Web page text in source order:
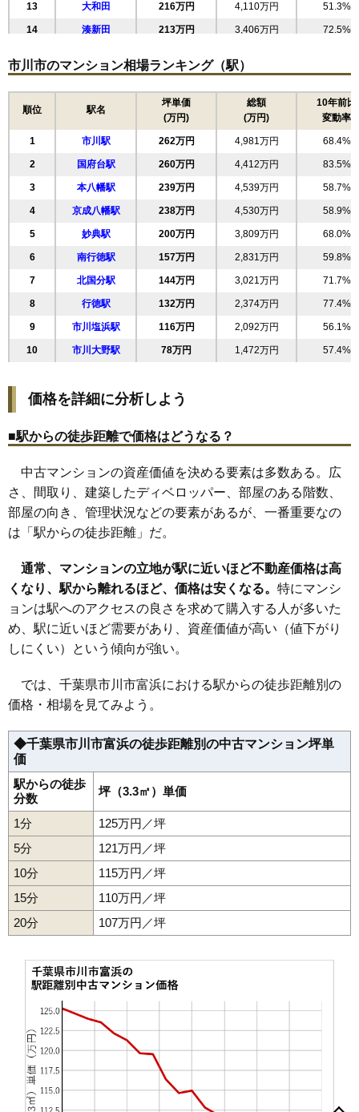
交通 原木中山駅（9分）
相場 3,470万円～3,770万円
(47.5万円/㎡~51.6万円/㎡)
マンションナビで
無料一括査定をする
グランコート原木中山1番館
住所 千葉県市川市田尻3丁目
交通 原木中山駅（9分）
3,470万円～3,770万円
(47.5万円/㎡~51.6万円/㎡)
マンションナビで
無料一括査定をする
千葉県市川市田尻3丁目
交通 原木中山駅（9分）
相場 3,470万円～3,770万円
(47.5万円/㎡~51.6万円/㎡)
マンションナビで
無料一括査定をする
ブリリアンコート市川原木中山
住所 千葉県市川市田尻3丁目
交通 原木中山駅（9分）
相場 4,660万円～4,960万円
マンションナビで
無料一括査定をする
クレストフォルム市川南アクアビュー
住所 千葉県市川市田尻5丁目
交通
相場 3,580万円～3,880万円
(45.9万円/㎡~49.7万円/㎡)
マンションナビで
無料一括査定をする
アドリーム原木中山
住所 千葉県市川市田尻4丁目
交通 原木中山駅（9分）
3,530万円～3,830万円
(56.0万円/㎡~60.8万円/㎡)
マンションナビで
無料一括査定をする
13 大和田 216万円 4,110万円 51.3%
14 湊新田 213万円 3,406万円 72.5%
16 東菅野 213万円 4,680万円 63.9%
213万円 4,037万円 74.9%
208万円 4,377万円 63.4%
19 富浜 206万円 3,705万円 72.1%
20 宮久保 204万円 3,871万円 59.0%
21 平田 202万円 3,640万円 77.1%
22 新田 195万円 3,511万円 63.1%
23 広尾 187万円 3,934万円 66.5%
24 菅野 187万円 3,927万円 74.4%
25 鬼高 186万円 3,897万円 64.3%
26 入船 185万円 2,966万円 71.6%
27 高谷 184万円 4,056万円 105.6%
28 伊勢宿 184万円 2,947万円 73.0%
30 鬼越 183万円
32 加藤新田 179万円 3,764万円 60.0%
33 福栄 179万円 3,307万円 76.7%
34 相之川 174万円 3,124万円 77.2%
35 田尻 167万円 3,172万円 83.2%
36 欠真間 161万円
37 堀之内 160万円 3,363万円 51.1%
38 塩浜 157万円 2,824万円 72.3%
39 二俣 156万円 2,967万円 77.0%
40 宝 155万円 2,321万円 61.5%
41 国府台 146万円
42 柏井町 142万円 2,703万円 56.3%
43 行徳駅前
45 北国分 123万円 2,583万円 82.8%
46 原木 117万円 2,214万円 58.7%
47 北方町 116万円
48 東国分 115万円
49 南大野 115万円
50 大野町 112万円
51 幸 110万円 2,301万円 59.4%
52 曽谷 109万円 1,806万円 89.7%
53 大町 108万円 2,324万円 88.2%
54 日之出 106万円 2,022万円 54.9%
55 本北方 49万円
市川市のマンション相場ランキング（駅）
順位 駅名
坪単価
(万円)
総額
(万円)
10年前比
変動率
1 市川駅 262万円 4,981万円 68.4%
2 国府台駅 260万円 4,412万円 83.5%
3 本八幡駅 239万円 4,539万円 58.7%
4 京成八幡駅 238万円 4,530万円 58.9%
5 妙典駅 200万円 3,809万円 68.0%
6 南行徳駅 157万円 2,831万円 59.8%
7 北国分駅 144万円 3,021万円 71.7%
8 行徳駅 132万円 2,374万円 77.4%
9 市川塩浜駅 116万円 2,092万円 56.1%
10 市川大野駅 78万円 1,472万円 57.4%
価格を詳細に分析しよう
■駅からの徒歩距離で価格はどうなる？
中古マンションの資産価値を決める要素は多数ある。広
さ、間取り、建築したディベロッパー、部屋のある階数、
部屋の向き、管理状況などの要素があるが、一番重要なの
は「駅からの徒歩距離」だ。
通常、マンションの立地が駅に近いほど不動産価格は高
くなり、駅から離れるほど、価格は安くなる。 特にマンシ
ョンは駅へのアクセスの良さを求めて購入する人が多いた
め、駅に近いほど需要があり、資産価値が高い（値下がり
しにくい）という傾向が強い。
では、千葉県市川市富浜における駅からの徒歩距離別の
価格・相場を見てみよう。
◆千葉県市川市富浜の徒歩距離別の中古マンション坪単
価
駅からの徒歩
分数
坪（3.3㎡）単価
1分
125万円／坪
5分
121万円／坪
10分
115万円／坪
15分
110万円／坪
20分
107万円／坪
相之川 入船大洲